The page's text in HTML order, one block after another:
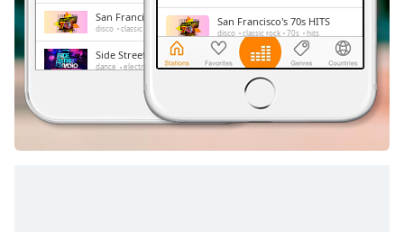
Descriptions
descriptions
off,
Subtitles
subtitles
San Francisco's 70s HITS
disco classic rock 70s hits
Side Street Radio
dance electronic trance house
progressive house
Absolute Chillout
downtempo
chill-out
San Francisco's 70s HITS
disco classic rock 70s hits
Side Street Radio
dance electronic trance house
progressive house
Absolute Chillout
chill-out